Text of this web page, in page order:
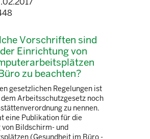
Vorschriften sind
Einrichtung von
zu beachten?
gesetzlichen Regelungen ist
Arbeitsschutzgesetz noch
zu nennen.
eine Publikation für die
von Bildschirm- und
(Gesundheit im Büro -